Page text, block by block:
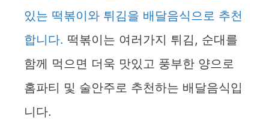
있는 떡볶이와 튀김을 배달음식으로 추천
합니다. 떡볶이는 여러가지 튀김, 순대를
함께 먹으면 더욱 맛있고 풍부한 양으로
홈파티 및 술안주로 추천하는 배달음식입
니다.